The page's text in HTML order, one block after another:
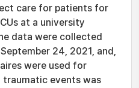
care for patients for
at a university
data were collected
24, 2021, and,
were used for
traumatic events was